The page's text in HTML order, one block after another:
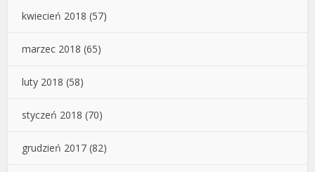
kwiecień 2018 (57)
marzec 2018 (65)
luty 2018 (58)
styczeń 2018 (70)
grudzień 2017 (82)